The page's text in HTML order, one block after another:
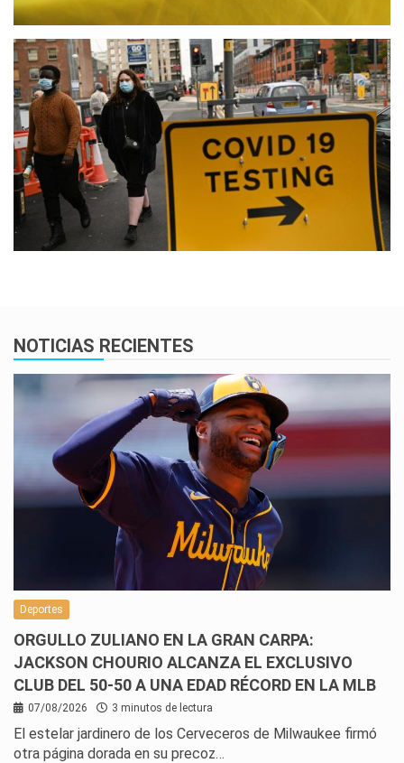
NOTICIAS RECIENTES
Deportes
ORGULLO ZULIANO EN LA GRAN CARPA:
JACKSON CHOURIO ALCANZA EL EXCLUSIVO
CLUB DEL 50-50 A UNA EDAD RÉCORD EN LA MLB
07/08/2026 3 minutos de lectura
El estelar jardinero de los Cerveceros de Milwaukee firmó
otra página dorada en su precoz…